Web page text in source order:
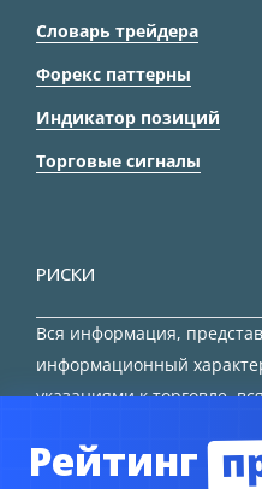
Словарь трейдера
Форекс паттерны
Индикатор позиций
Торговые сигналы
РИСКИ
Вся информация,
информационный
указаниями к торговле,
Рейтинг